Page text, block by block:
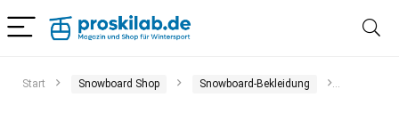
Start Snowboard Shop Snowboard-Bekleidung